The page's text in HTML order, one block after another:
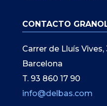
CONTACTO
Carrer de Lluís
Barcelona
T. 93 860 17 90
info@delbas.com